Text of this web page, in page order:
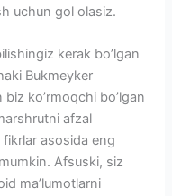
uchun gol olasiz.
kerak bo’lgan
Bukmeyker
ko’rmoqchi bo’lgan
afzal
asosida eng
Afsuski, siz
ma’lumotlarni